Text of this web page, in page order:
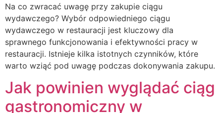
Na co zwracać uwagę przy zakupie ciągu
wydawczego? Wybór odpowiedniego ciągu
wydawczego w restauracji jest kluczowy dla
sprawnego funkcjonowania i efektywności pracy w
restauracji. Istnieje kilka istotnych czynników, które
warto wziąć pod uwagę podczas dokonywania zakupu.
Jak powinien wyglądać ciąg
gastronomiczny w